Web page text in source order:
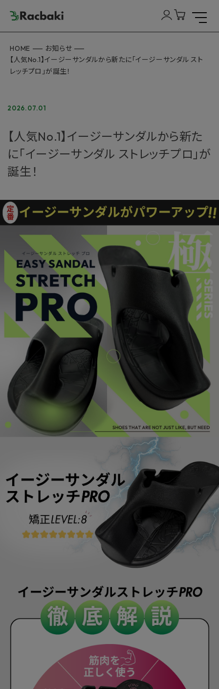
HOME
お知らせ
【人気No.1】イージーサンダルから新たに「イージーサンダル スト
レッチプロ」が誕生！
2026.07.01
【人気No.1】イージーサンダルから新た
に「イージーサンダル ストレッチプロ」が
誕生！